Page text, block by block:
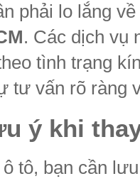
phải lo lắng
. Các dịch vụ
tình trạng
tư vấn rõ ràng
ý khi
tô, bạn cần